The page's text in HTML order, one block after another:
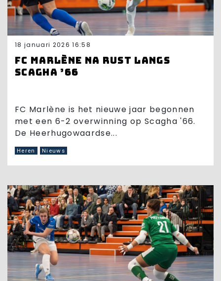
18 januari 2026 16:58
FC Marlène na rust langs
Scagha ’66
FC Marlène is het nieuwe jaar begonnen
met een 6-2 overwinning op Scagha '66.
De Heerhugowaardse...
Heren Nieuws